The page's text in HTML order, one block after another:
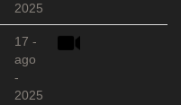
2025
17 -
ago
-
2025